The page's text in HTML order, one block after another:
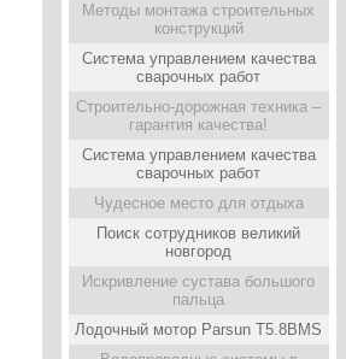
Методы монтажа строительных
конструкций
Система управлением качества
сварочных работ
Строительно-дорожная техника –
гарантия качества!
Система управлением качества
сварочных работ
Чудесное место для отдыха
Поиск сотрудников великий
новгород
Искривление сустава большого
пальца
Лодочный мотор Parsun T5.8BMS